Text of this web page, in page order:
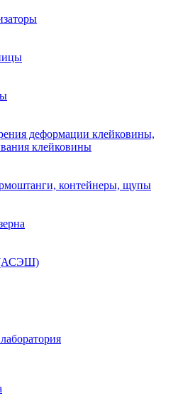
деформации клейковины,
клейковины
контейнеры, щупы
(АСЭШ)